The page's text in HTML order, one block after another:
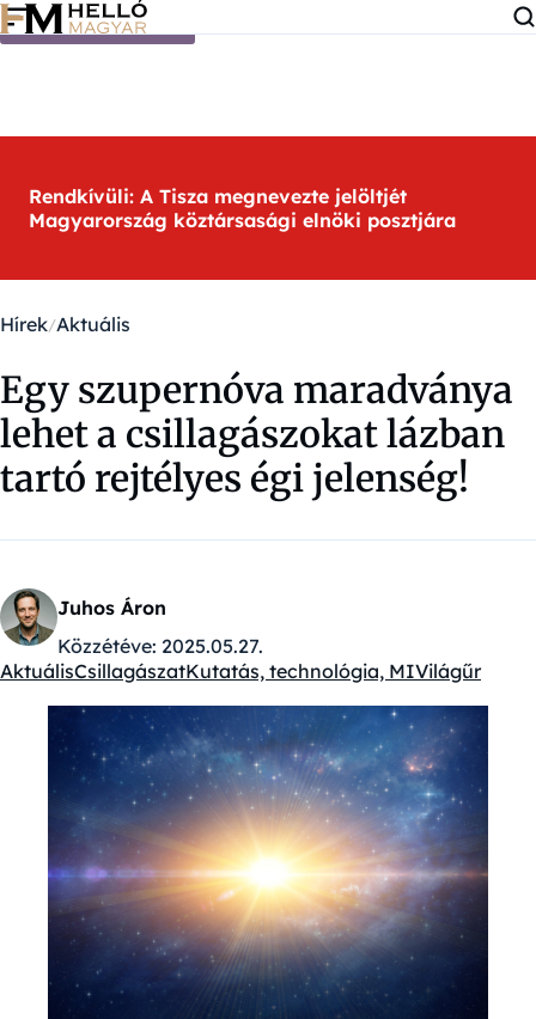
Ugrás a tartalomra
Rendkívüli: A Tisza megnevezte jelöltjét
Magyarország köztársasági elnöki posztjára
Hírek Aktuális
Egy szupernóva maradványa
lehet a csillagászokat lázban
tartó rejtélyes égi jelenség!
Juhos Áron
Közzétéve: 2025.05.27.
Kategóriák:
AktuálisCsillagászatKutatás, technológia, MIVilágűr